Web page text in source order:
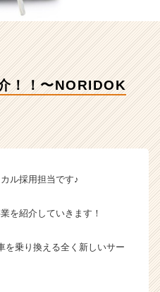
！！〜NORIDOK
ル採用担当です♪
を紹介していきます！
を乗り換える全く新しいサー